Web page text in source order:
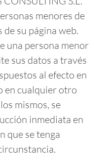
menores de
su página web.
una persona menor
sus datos a través
al efecto en
en cualquier otro
mismos, se
inmediata en
que se tenga